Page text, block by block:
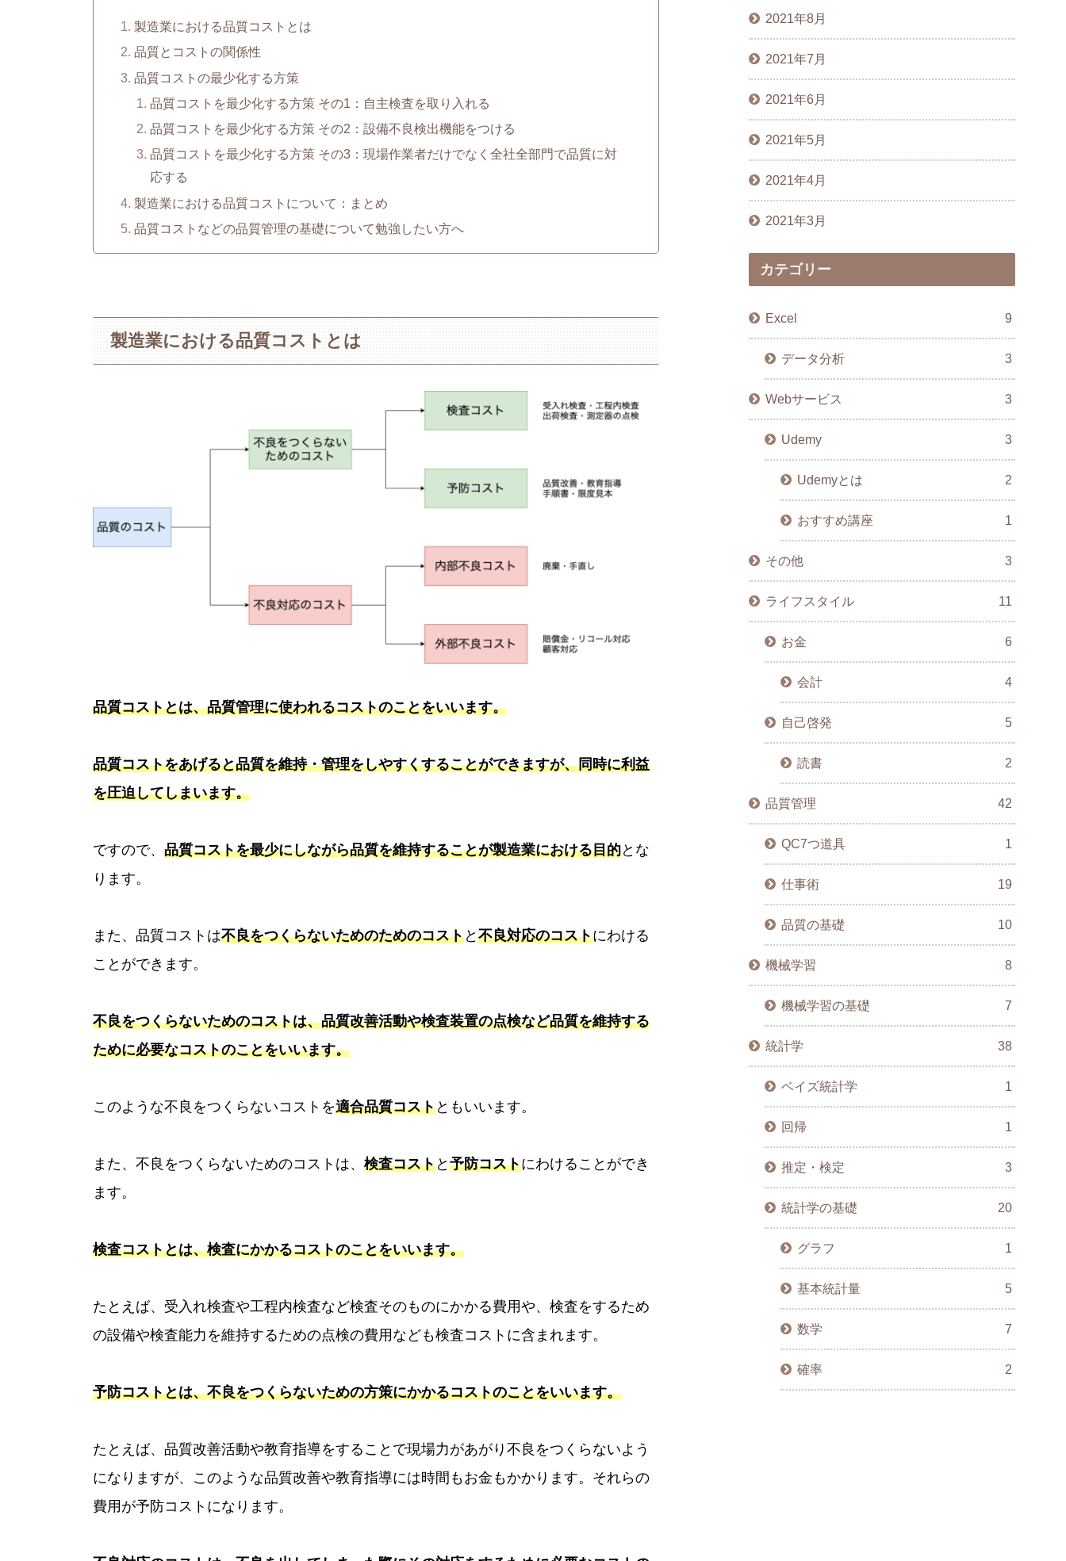
製造業における品質コストとは
品質とコストの関係性
品質コストの最少化する方策
品質コストを最少化する方策 その1：自主検査を取り入れる
品質コストを最少化する方策 その2：設備不良検出機能をつける
品質コストを最少化する方策 その3：現場作業者だけでなく全社全部門で品質に対
応する
製造業における品質コストについて：まとめ
品質コストなどの品質管理の基礎について勉強したい方へ
製造業における品質コストとは
品質コストとは、品質管理に使われるコストのことをいいます。
品質コストをあげると品質を維持・管理をしやすくすることができますが、同時に利益
を圧迫してしまいます。
ですので、 品質コストを最少にしながら品質を維持することが製造業における目的とな
ります。
また、品質コストは不良をつくらないためのためのコストと 不良対応のコストにわける
ことができます。
不良をつくらないためのコストは、品質改善活動や検査装置の点検など品質を維持する
ために必要なコストのことをいいます。
このような不良をつくらないコストを適合品質コストともいいます。
また、不良をつくらないためのコストは、 検査コストと 予防コストにわけることができ
ます。
検査コストとは、検査にかかるコストのことをいいます。
たとえば、受入れ検査や工程内検査など検査そのものにかかる費用や、検査をするため
の設備や検査能力を維持するための点検の費用なども検査コストに含まれます。
予防コストとは、不良をつくらないための方策にかかるコストのことをいいます。
たとえば、品質改善活動や教育指導をすることで現場力があがり不良をつくらないよう
になりますが、このような品質改善や教育指導には時間もお金もかかります。それらの
費用が予防コストになります。
2021年8月
2021年7月
2021年6月
2021年5月
2021年4月
2021年3月
カテゴリー
Excel 9
データ分析 3
Webサービス 3
Udemy 3
Udemyとは 2
おすすめ講座 1
その他 3
ライフスタイル 11
お金 6
会計 4
自己啓発 5
読書 2
品質管理 42
QC7つ道具 1
仕事術 19
品質の基礎 10
機械学習 8
機械学習の基礎 7
統計学 38
ベイズ統計学 1
回帰 1
推定・検定 3
統計学の基礎 20
グラフ 1
基本統計量 5
数学 7
確率 2